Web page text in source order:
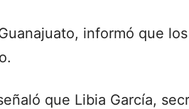
informó que
que Libia García,